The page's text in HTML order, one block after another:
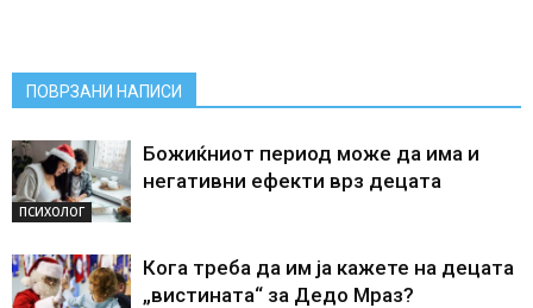
ПОВРЗАНИ НАПИСИ
ПСИХОЛОГ
Божиќниот период може да има и
негативни ефекти врз децата
Кога треба да им ја кажете на децата
„вистината“ за Дедо Мраз?